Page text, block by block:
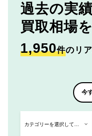
過去の実
買取相場
1,950件のリ
今